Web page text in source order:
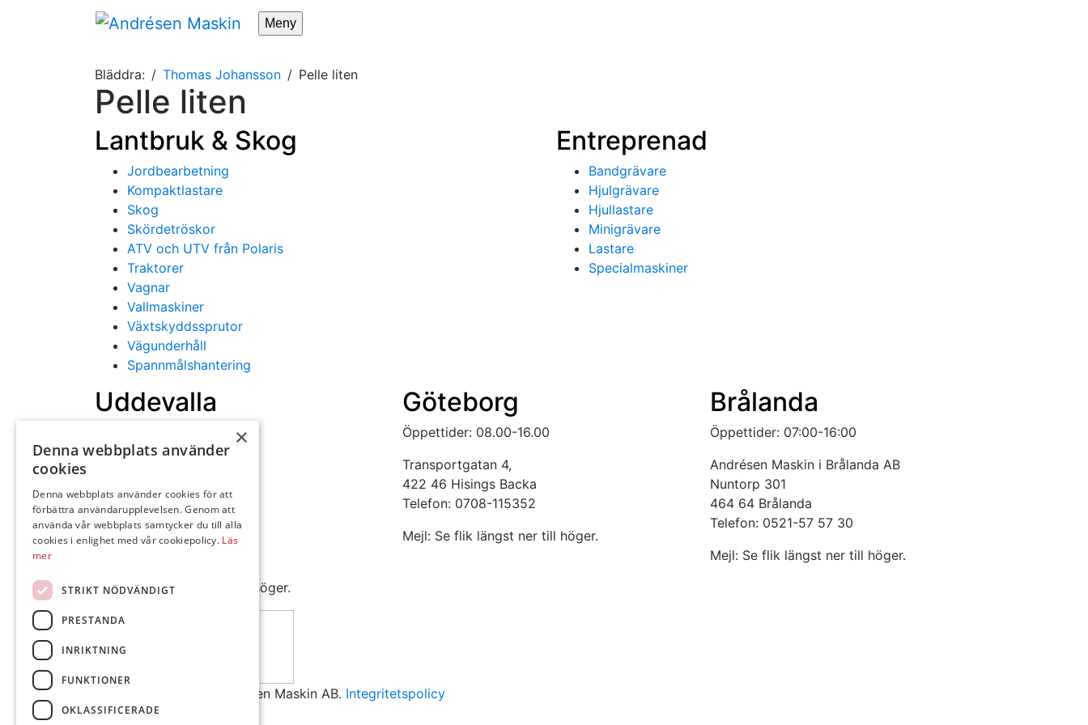
Meny
Bläddra: Thomas Johansson Pelle liten
Pelle liten
Lantbruk & Skog
Jordbearbetning
Kompaktlastare
Skog
Skördetröskor
ATV och UTV från Polaris
Traktorer
Vagnar
Vallmaskiner
Växtskyddssprutor
Vägunderhåll
Spannmålshantering
Entreprenad
Bandgrävare
Hjulgrävare
Hjullastare
Minigrävare
Lastare
Specialmaskiner
Uddevalla
Öppettider: 07:30-16:30
Lunchstängt 12.15-13.00
Kurödsvägen 5,
Box 584
451 22 Uddevalla
Mejl: Se flik längst ner till höger.
Göteborg
Öppettider: 08.00-16.00
Transportgatan 4,
422 46 Hisings Backa
Telefon: 0708-115352
Mejl: Se flik längst ner till höger.
Brålanda
Öppettider: 07:00-16:00
Andrésen Maskin i Brålanda AB
Nuntorp 301
464 64 Brålanda
Telefon: 0521-57 57 30
Mejl: Se flik längst ner till höger.
Följ oss på Facebook
© Copyright 2026 Andrésen Maskin AB. Integritetspolicy
×
Denna webbplats använder
cookies
Denna webbplats använder cookies för att
förbättra användarupplevelsen. Genom att
använda vår webbplats samtycker du till alla
cookies i enlighet med vår cookiepolicy. Läs
mer
STRIKT NÖDVÄNDIGT
PRESTANDA
INRIKTNING
FUNKTIONER
OKLASSIFICERADE